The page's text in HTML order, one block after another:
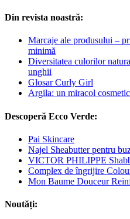
Din revista noastră:
Marcaje ale produsului –
minimă
Diversitatea culorilor
unghii
Glosar Curly Girl
Argila: un miracol cosmetic
Descoperă Ecco Verde:
Pai Skincare
Najel Sheabutter pentru
VICTOR PHILIPPE
Complex de îngrijire
Mon Baume Douceur
Noutăți: